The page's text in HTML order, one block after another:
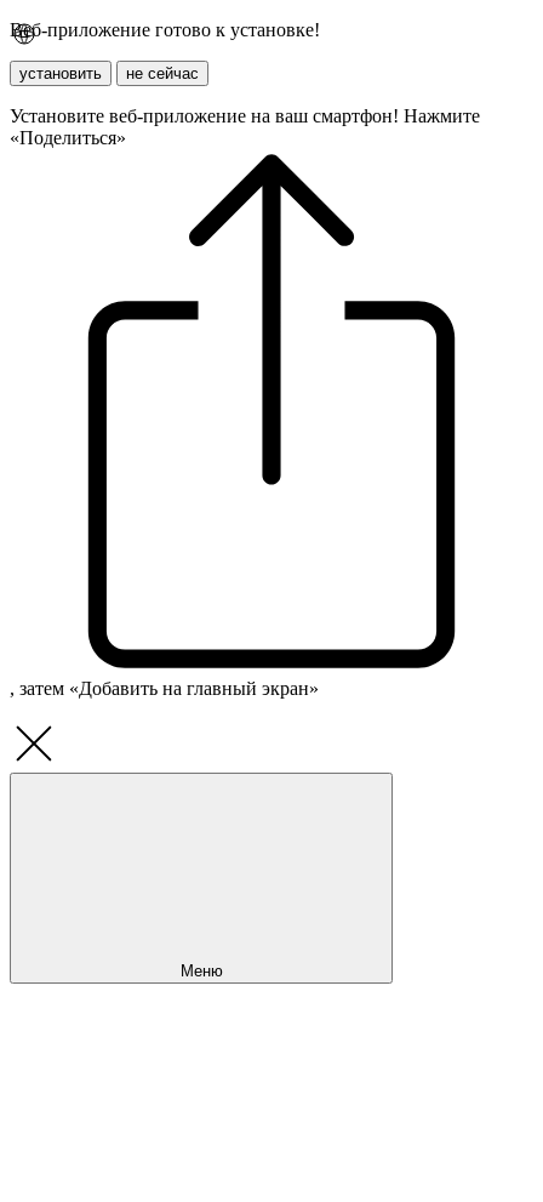
Веб-приложение готово к установке!
установить не сейчас
Установите веб-приложение на ваш смартфон! Нажмите
«Поделиться»
, затем «Добавить на главный экран»
Меню